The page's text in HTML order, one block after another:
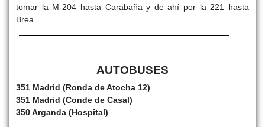
tomar la M-204 hasta Carabaña y de ahí por la 221 hasta
Brea.
AUTOBUSES
351 Madrid (Ronda de Atocha 12)
351 Madrid (Conde de Casal)
350 Arganda (Hospital)